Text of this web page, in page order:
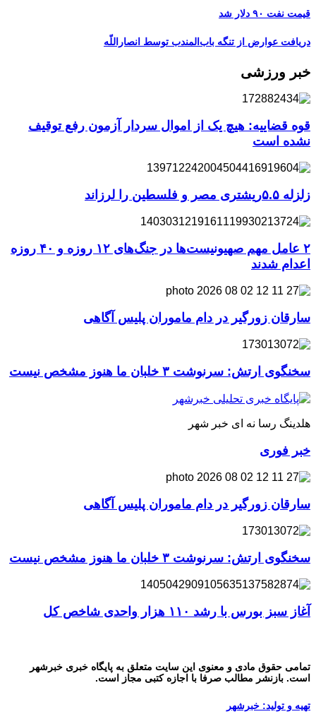
قیمت نفت ۹۰ دلار شد
دریافت عوارض از تنگه باب‌المندب توسط انصاراللّه
خبر ورزشی
قوه قضاییه: هیچ یک از اموال سردار آزمون رفع توقیف
نشده است
زلزله ۵.۵ریشتری مصر و فلسطین را لرزاند
۲ عامل مهم صهیونیست‌ها در جنگ‌های ۱۲ روزه و ۴۰ روزه
اعدام شدند
سارقان زورگیر در دام ماموران پلیس آگاهی
سخنگوی ارتش: سرنوشت ۳ خلبان ما هنوز مشخص نیست
هلدینگ رسا نه ای خبر شهر
خبر فوری
سارقان زورگیر در دام ماموران پلیس آگاهی
سخنگوی ارتش: سرنوشت ۳ خلبان ما هنوز مشخص نیست
آغاز سبز بورس با رشد ۱۱۰ هزار واحدی شاخص کل
تمامی حقوق مادی و معنوی این سایت متعلق به پایگاه خبری خبرشهر
است. بازنشر مطالب صرفا با اجازه کتبی مجاز است.
تهیه و تولید: خبرشهر